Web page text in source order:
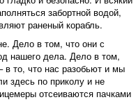
забортной водой,
раненый корабль.
Дело в том, что они с
нашего дела. Дело в том,
в то, что нас разобьют и мы
здесь по приколу и не
отсеиваются пачками